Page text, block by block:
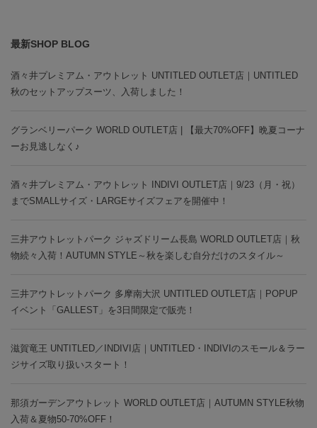
最新SHOP BLOG
酒々井プレミアム・アウトレット UNTITLED OUTLET店｜UNTITLED
秋のセットアップスーツ、入荷しました！
グランベリーパーク WORLD OUTLET店 | 【最大70%OFF】晩夏コーナ
ーお見逃しなく♪
酒々井プレミアム・アウトレット INDIVI OUTLET店｜9/23（月・祝）
までSMALLサイズ・LARGEサイズフェアを開催中！
三井アウトレットパーク ジャズドリーム長島 WORLD OUTLET店｜秋
物続々入荷！AUTUMN STYLE～秋を楽しむ自分だけのスタイル～
三井アウトレットパーク 多摩南大沢 UNTITLED OUTLET店｜POPUP
イベント「GALLEST」を3日間限定で販売！
滋賀竜王 UNTITLED／INDIVI店｜UNTITLED・INDIVIのスモール＆ラー
ジサイズ取り扱いスタート！
那須ガーデンアウトレット WORLD OUTLET店｜AUTUMN STYLE秋物
入荷＆夏物50-70%OFF！